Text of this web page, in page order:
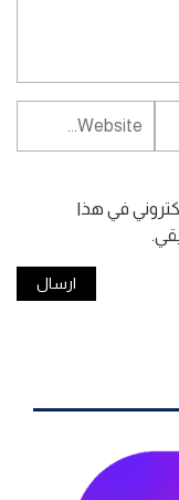
في هذا